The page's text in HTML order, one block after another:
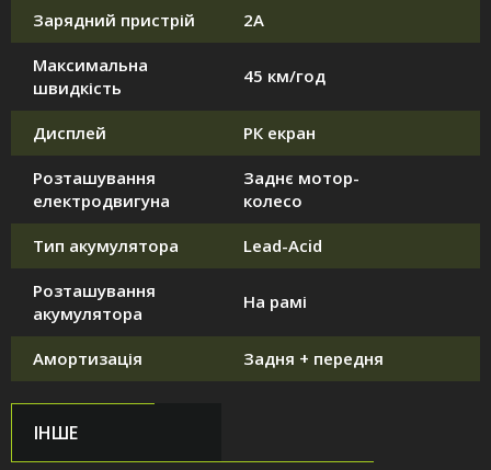
Зарядний пристрій 2А
Максимальна
швидкість
45 км/год
Дисплей РК екран
Розташування
електродвигуна
Заднє мотор-
колесо
Тип акумулятора Lead-Acid
Розташування
акумулятора
На рамі
Амортизація Задня + передня
ІНШЕ